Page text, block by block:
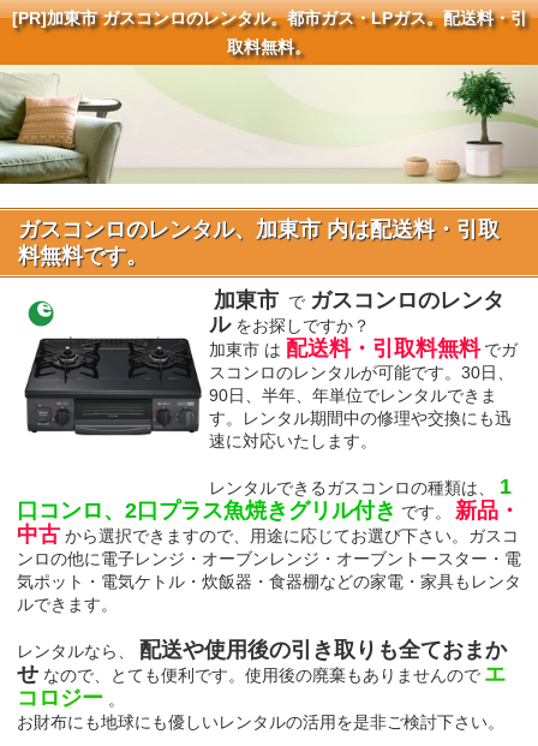
[PR]加東市 ガスコンロのレンタル。都市ガス・LPガス。配送料・引
取料無料。
ガスコンロのレンタル、加東市 内は配送料・引取
料無料です。
加東市 で ガスコンロのレンタ
ル をお探しですか？
加東市 は 配送料・引取料無料 でガ
スコンロのレンタルが可能です。30日、
90日、半年、年単位でレンタルできま
す。レンタル期間中の修理や交換にも迅
速に対応いたします。
レンタルできるガスコンロの種類は、
1
口コンロ、2口プラス魚焼きグリル付き です。
新品・
中古 から選択できますので、用途に応じてお選び下さい。ガスコ
ンロの他に電子レンジ・オーブンレンジ・オーブントースター・電
気ポット・電気ケトル・炊飯器・食器棚などの家電・家具もレンタ
ルできます。
レンタルなら、
配送や使用後の引き取りも全ておまか
せ なので、とても便利です。使用後の廃棄もありませんので エ
コロジー 。
お財布にも地球にも優しいレンタルの活用を是非ご検討下さい。